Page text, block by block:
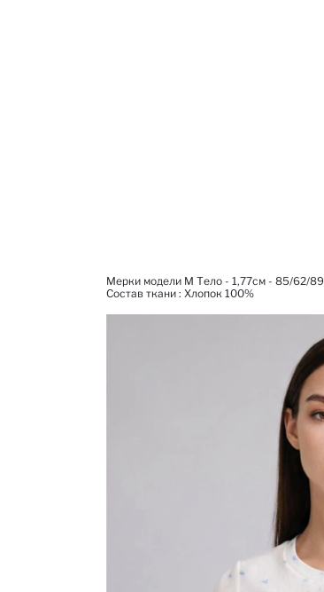
Мерки модели M Тело - 1,77см - 85/62/89
Состав ткани : Xлопок 100%